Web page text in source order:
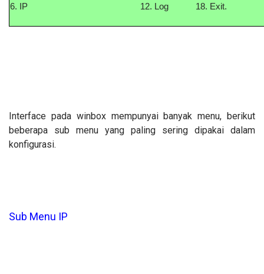
6. IP
12. Log 18. Exit.
Interface pada winbox mempunyai banyak menu, berikut
beberapa sub menu yang paling sering dipakai dalam
konfigurasi.
Sub Menu IP